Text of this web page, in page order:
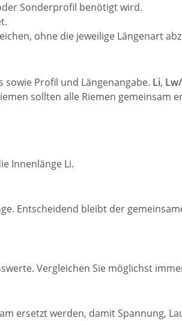
Sonderprofil benötigt wird.
ohne die jeweilige Längenart
Profil und Längenangabe. Li,
sollten alle Riemen gemeinsam
Innenlänge Li.
Entscheidend bleibt der
Vergleichen Sie möglichst
ersetzt werden, damit Spannung,